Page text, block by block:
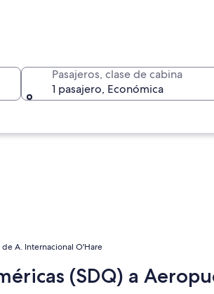
Pasajeros, clase de cabina
1 pasajero, Económica
A. Internacional O'Hare
(SDQ) a